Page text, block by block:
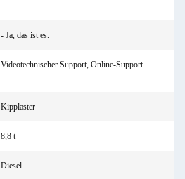
- Ja, das ist es.
Videotechnischer Support, Online-Support
Kipplaster
8,8 t
Diesel